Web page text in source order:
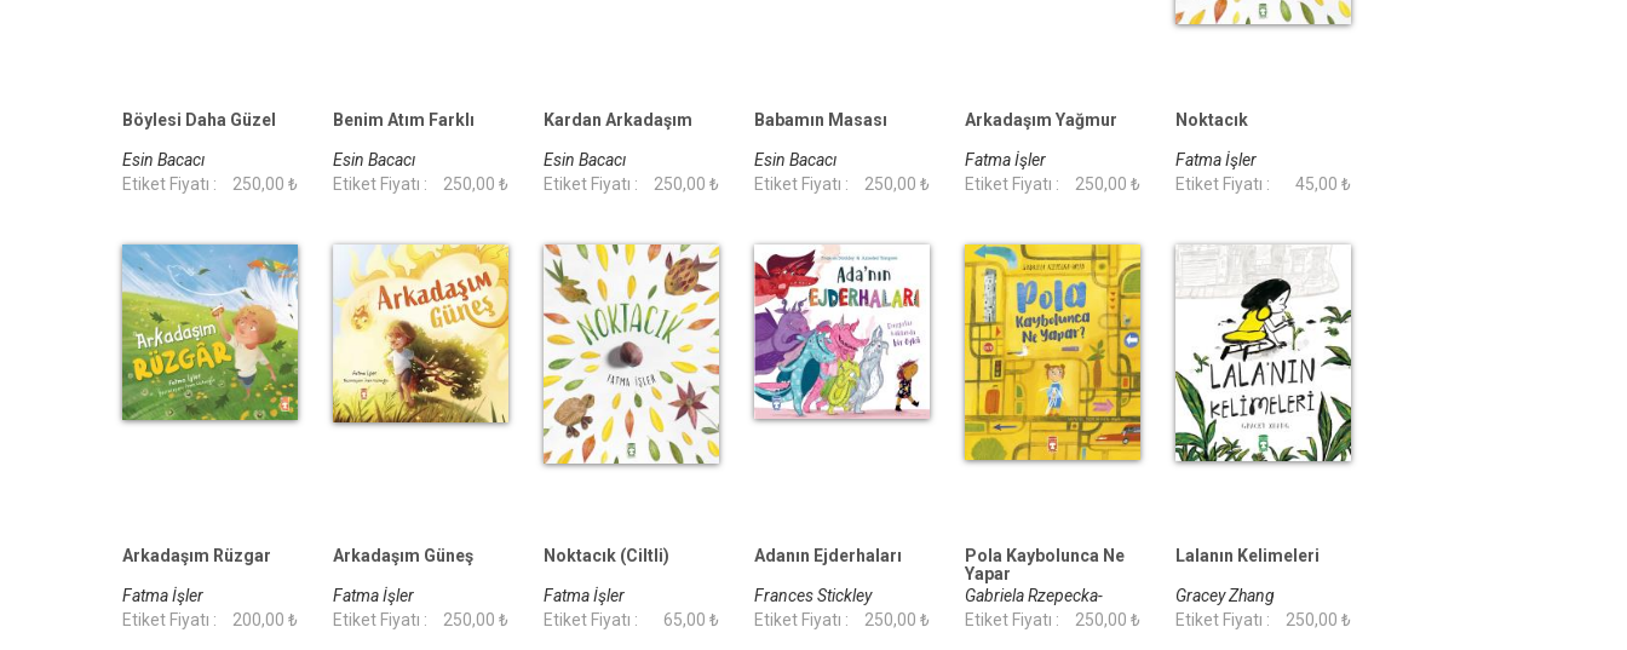
Böylesi Daha Güzel
Esin Bacacı
Etiket Fiyatı :
250,00 ₺
Benim Atım Farklı
Esin Bacacı
Etiket Fiyatı :
250,00 ₺
Kardan Arkadaşım
Esin Bacacı
Etiket Fiyatı :
250,00 ₺
Babamın Masası
Esin Bacacı
Etiket Fiyatı :
250,00 ₺
Arkadaşım Yağmur
Fatma İşler
Etiket Fiyatı :
250,00 ₺
Noktacık
Fatma İşler
Etiket Fiyatı :
45,00 ₺
Arkadaşım Rüzgar
Fatma İşler
Etiket Fiyatı :
200,00 ₺
Arkadaşım Güneş
Fatma İşler
Etiket Fiyatı :
250,00 ₺
Noktacık (Ciltli)
Fatma İşler
Etiket Fiyatı :
65,00 ₺
Adanın Ejderhaları
Frances Stickley
Etiket Fiyatı :
250,00 ₺
Pola Kaybolunca Ne
Yapar
Gabriela Rzepecka-
Weiss
Etiket Fiyatı : 250,00 ₺
Lalanın Kelimeleri
Gracey Zhang
Etiket Fiyatı :
250,00 ₺